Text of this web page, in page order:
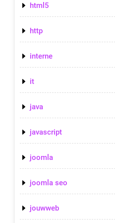
html5
http
interne
it
java
javascript
joomla
joomla seo
jouwweb